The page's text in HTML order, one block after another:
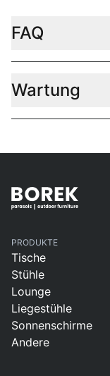
FAQ
Wartung
PRODUKTE
Tische
Stühle
Lounge
Liegestühle
Sonnenschirme
Andere